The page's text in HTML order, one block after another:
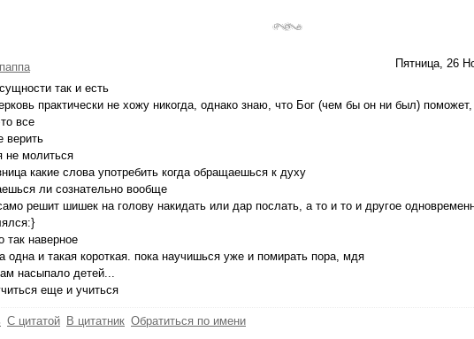
Пятница, 26
так и есть
практически не хожу никогда, однако знаю, что Бог (чем бы он ни был)
все
верить
не молиться
какие слова употребить когда обращаешься к духу
ли сознательно вообще
решит шишек на голову накидать или дар послать, а то и то и другое
так наверное
одна и такая короткая. пока научишься уже и помирать пора, мдя
насыпало детей...
еще и учиться
С цитатой В цитатник Обратиться по имени